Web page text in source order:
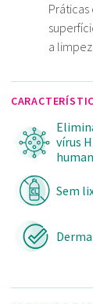
Práticas
a
vírus
Sem